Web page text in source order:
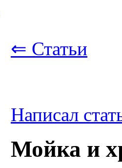
⇐ Статьи
Написал
Мойка и